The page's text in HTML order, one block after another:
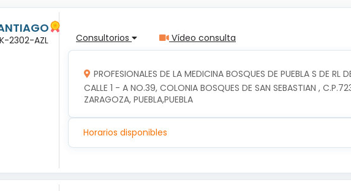
2302-AZL Consultorios Vídeo consulta
PROFESIONALES DE LA MEDICINA BOSQUES DE PUEBLA S DE RL
CALLE 1 - A NO.39, COLONIA BOSQUES DE SAN SEBASTIAN ,
ZARAGOZA, PUEBLA,PUEBLA
Horarios disponibles